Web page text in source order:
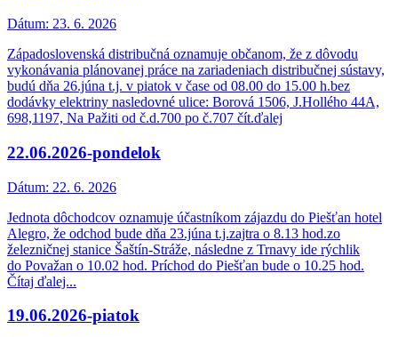
Dátum: 23. 6. 2026
Západoslovenská distribučná oznamuje občanom, že z dôvodu
vykonávania plánovanej práce na zariadeniach distribučnej sústavy,
budú dňa 26.júna t.j. v piatok v čase od 08.00 do 15.00 h.bez
dodávky elektriny nasledovné ulice: Borová 1506, J.Hollého 44A,
698,1197, Na Pažiti od č.d.700 po č.707 čít.ďalej
22.06.2026-pondelok
Dátum: 22. 6. 2026
Jednota dôchodcov oznamuje účastníkom zájazdu do Piešťan hotel
Alegro, že odchod bude dňa 23.júna t.j.zajtra o 8.13 hod.zo
železničnej stanice Šaštín-Stráže, následne z Trnavy ide rýchlik
do Považan o 10.02 hod. Príchod do Piešťan bude o 10.25 hod.
Čítaj ďalej...
19.06.2026-piatok